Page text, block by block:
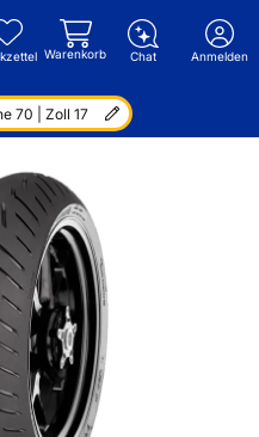
Warenkorb Chat Anmelden
70 | Zoll 17